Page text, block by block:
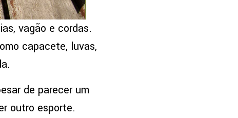
vagão e cordas.
capacete, luvas,
de parecer um
outro esporte.